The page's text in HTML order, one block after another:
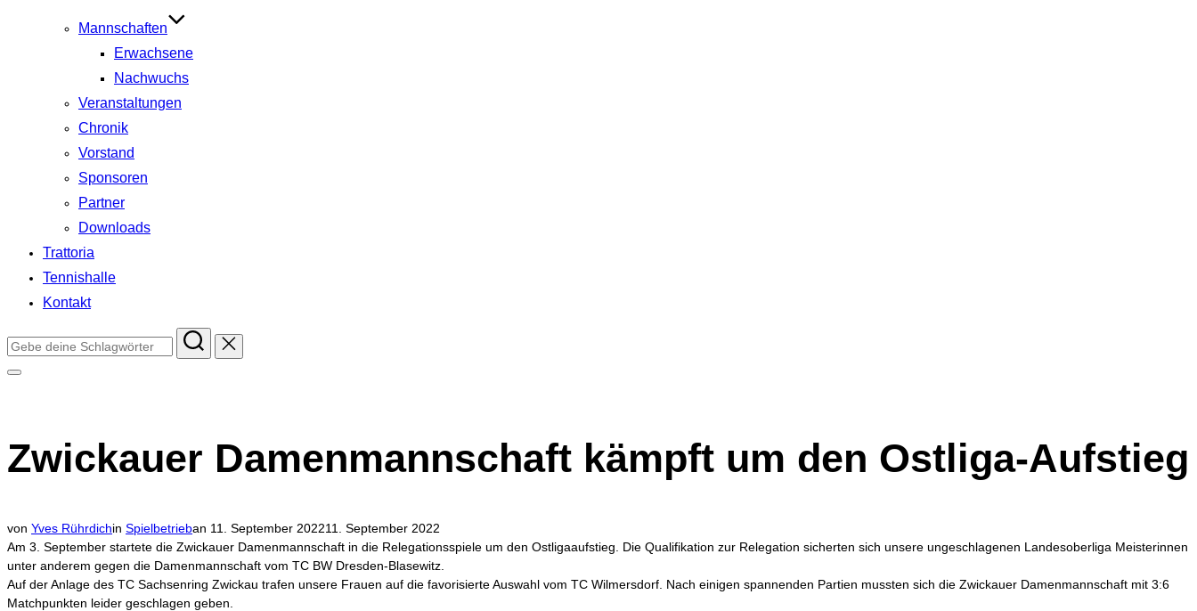
Mannschaften
Erwachsene
Nachwuchs
Veranstaltungen
Chronik
Vorstand
Sponsoren
Partner
Downloads
Trattoria
Tennishalle
Kontakt
Suchen
nach:
Zwickauer Damenmannschaft kämpft um den Ostliga-Aufstieg
von Yves Rührdichin Spielbetrieban Veröffentlicht
am
11. September 202211. September 2022
Am 3. September startete die Zwickauer Damenmannschaft in die Relegationsspiele um den Ostligaaufstieg. Die Qualifikation zur Relegation sicherten sich unsere ungeschlagenen Landesoberliga Meisterinnen
unter anderem gegen die Damenmannschaft vom TC BW Dresden-Blasewitz.
Auf der Anlage des TC Sachsenring Zwickau trafen unsere Frauen auf die favorisierte Auswahl vom TC Wilmersdorf. Nach einigen spannenden Partien mussten sich die Zwickauer Damenmannschaft mit 3:6
Matchpunkten leider geschlagen geben.